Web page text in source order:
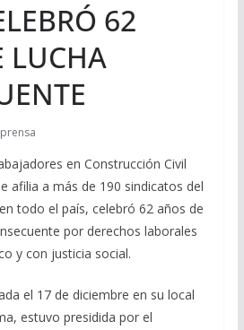
62
LUCHA
prensa
en Construcción Civil
afilia a más de 190 sindicatos del
todo el país, celebró 62 años de
por derechos laborales
y con justicia social.
el 17 de diciembre en su local
estuvo presidida por el